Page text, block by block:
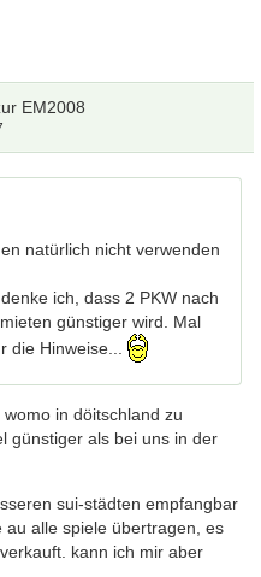
EM2008
natürlich nicht verwenden
ich, dass 2 PKW nach
günstiger wird. Mal
die Hinweise...
in döitschland zu
günstiger als bei uns in der
sui-städten empfangbar
au alle spiele übertragen, es
kann ich mir aber